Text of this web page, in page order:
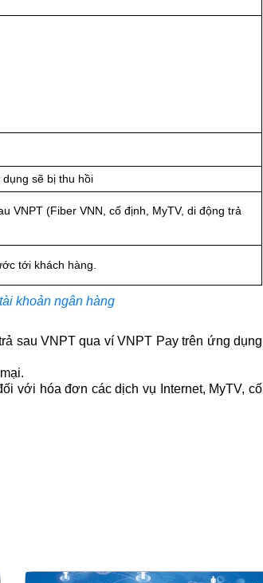
sẽ bị thu hồi
VNPT (Fiber VNN, cố định, MyTV, di động trả
tới khách hàng.
khoản ngân hàng
sau VNPT qua ví VNPT Pay trên ứng dụng
với hóa đơn các dịch vụ Internet, MyTV, cố